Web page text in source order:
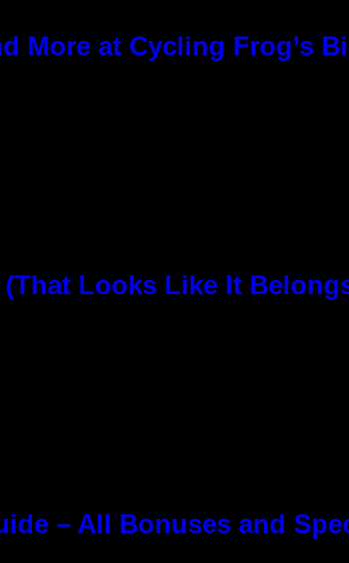
More at Cycling Frog’s
Looks Like It
– All Bonuses and